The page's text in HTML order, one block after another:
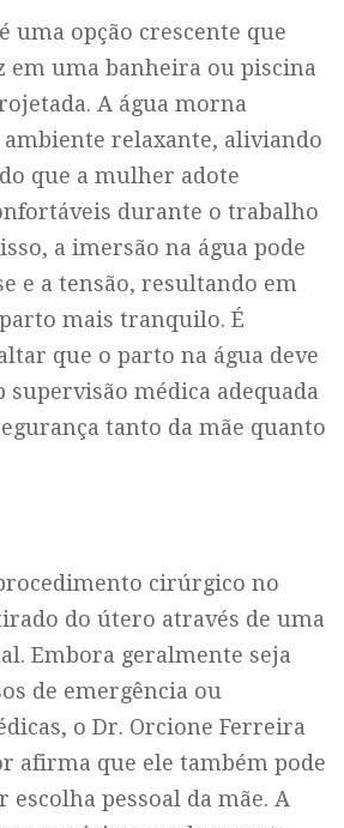
uma opção crescente que
em uma banheira ou piscina
A água morna
relaxante, aliviando
que a mulher adote
durante o trabalho
a imersão na água pode
e a tensão, resultando em
mais tranquilo. É
que o parto na água deve
supervisão médica adequada
tanto da mãe quanto
cirúrgico no
do útero através de uma
Embora geralmente seja
de emergência ou
o Dr. Orcione Ferreira
afirma que ele também pode
escolha pessoal da mãe. A